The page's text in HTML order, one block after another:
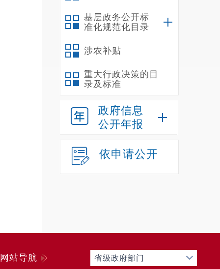
基层政务公开标
准化规范化目录
涉农补贴
重大行政决策的目
录及标准
政府信息
公开年报
依申请公开
网站导航 省级政府部门